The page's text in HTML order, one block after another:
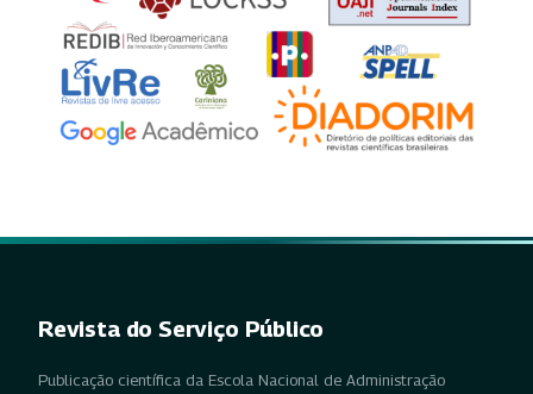
Revista do Serviço Público
Publicação científica da Escola Nacional de Administração